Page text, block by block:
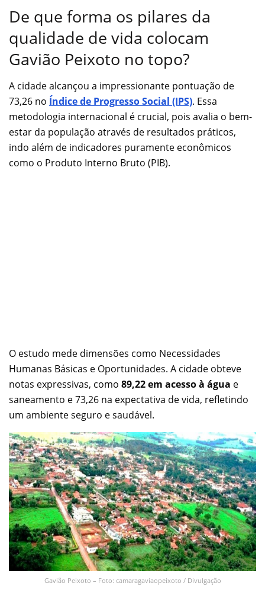
De que forma os pilares da
qualidade de vida colocam
Gavião Peixoto no topo?
A cidade alcançou a impressionante pontuação de
73,26 no Índice de Progresso Social (IPS). Essa
metodologia internacional é crucial, pois avalia o bem-
estar da população através de resultados práticos,
indo além de indicadores puramente econômicos
como o Produto Interno Bruto (PIB).
O estudo mede dimensões como Necessidades
Humanas Básicas e Oportunidades. A cidade obteve
notas expressivas, como 89,22 em acesso à água e
saneamento e 73,26 na expectativa de vida, refletindo
um ambiente seguro e saudável.
Gavião Peixoto – Foto: camaragaviaopeixoto / Divulgação